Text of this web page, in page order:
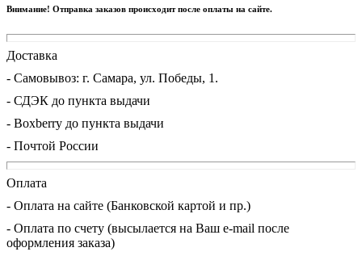
Внимание! Отправка заказов происходит после оплаты на сайте.
Доставка
- Cамовывоз: г. Самара, ул. Победы, 1.
- СДЭК до пункта выдачи
- Boxberry до пункта выдачи
- Почтой России
Оплата
- Оплата на сайте (Банковской картой и пр.)
- Оплата по счету (высылается на Ваш e-mail после
оформления заказа)